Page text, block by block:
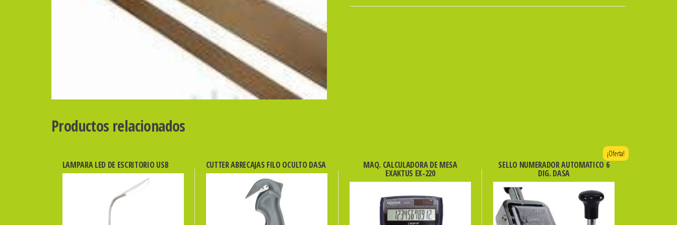
Productos relacionados
LAMPARA LED DE ESCRITORIO USB CUTTER ABRECAJAS FILO OCULTO DASA MAQ. CALCULADORA DE MESA
EXAKTUS EX-220
SELLO NUMERADOR AUTOMATICO 6
DIG. DASA
¡Oferta!